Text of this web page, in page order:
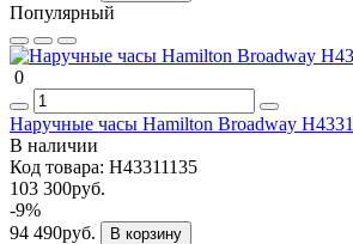
Популярный
0
Наручные часы Hamilton Broadway
В наличии
Код товара: H43311135
103 300руб.
-9%
94 490руб.
В корзину